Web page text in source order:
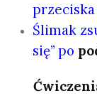
Ślimak
się” po